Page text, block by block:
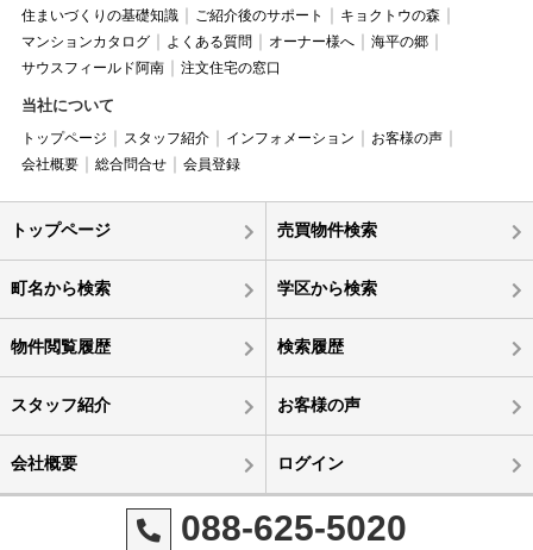
住まいづくりの基礎知識
ご紹介後のサポート
キョクトウの森
マンションカタログ
よくある質問 オーナー様へ
海平の郷
サウスフィールド阿南
注文住宅の窓口
当社について
トップページ スタッフ紹介 インフォメーション
お客様の声
会社概要
総合問合せ 会員登録
トップページ 売買物件検索
町名から検索 学区から検索
物件閲覧履歴 検索履歴
スタッフ紹介 お客様の声
会社概要 ログイン
088-625-5020